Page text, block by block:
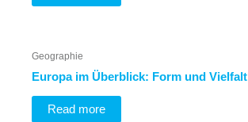
Geographie
Europa im Überblick: Form und Vielfalt
Read more